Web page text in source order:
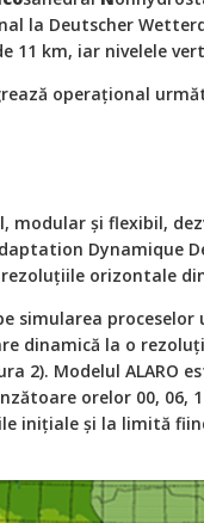
la Deutscher
11 km, iar nivelele
operațional
modular și flexibil,
Dynamique
orizontale
simularea
dinamică la o
2). Modelul ALARO
orelor 00, 06,
inițiale și la limită